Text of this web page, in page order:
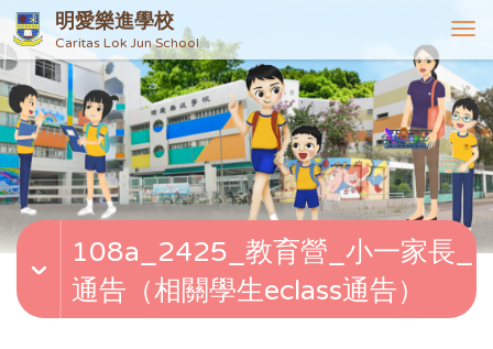
明愛樂進學校
Caritas Lok Jun School
T
o
g
g
l
e
n
v
108a_2425_教育營_小一家長_
通告（相關學生eclass通告）